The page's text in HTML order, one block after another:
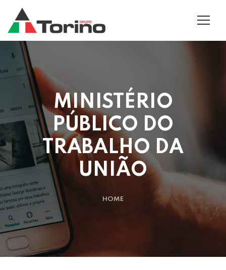
MINISTÉRIO
PÚBLICO DO
TRABALHO DA
UNIÃO
HOME